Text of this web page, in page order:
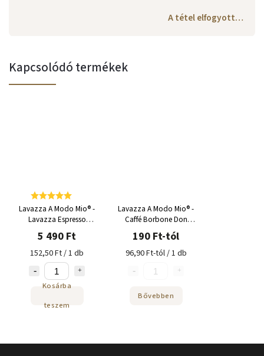
A tétel elfogyott…
Kapcsolódó termékek
Lavazza A Modo Mio® -
Lavazza Espresso
Intenso kapszula 36
adag
5 490 Ft
152,50 Ft / 1 db
Kosárba
teszem
Lavazza A Modo Mio® -
Caffé Borbone Don
Carlo Blu kapszula
190 Ft-tól
96,90 Ft-tól / 1 db
Bővebben